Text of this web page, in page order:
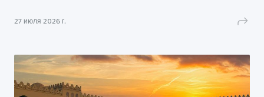
27 июля 2026 г.